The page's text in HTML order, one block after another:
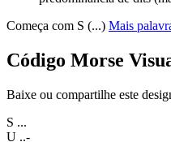
Começa com S (...) Mais
Código Morse
Baixe ou compartilhe este
S ...
U ..-